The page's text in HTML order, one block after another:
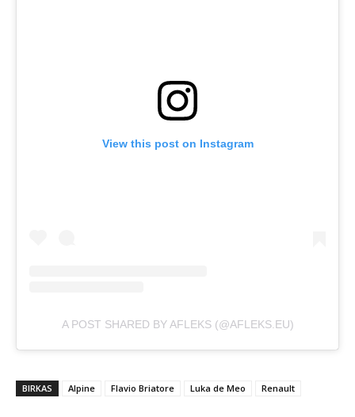
View this post on Instagram
A POST SHARED BY AFLEKS (@AFLEKS.EU)
BIRKAS Alpine Flavio Briatore Luka de Meo Renault